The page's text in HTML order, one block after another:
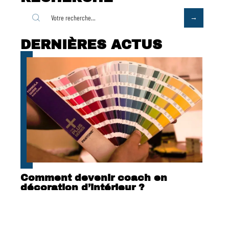
DERNIÈRES ACTUS
Comment devenir coach en
décoration d’intérieur ?